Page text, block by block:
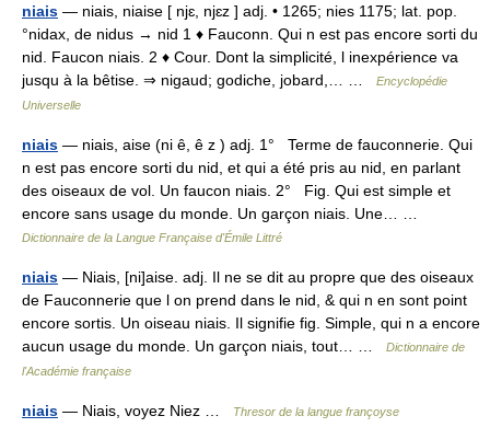
niais — niais, niaise [ njɛ, njɛz ] adj. • 1265; nies 1175; lat. pop.
°nidax, de nidus → nid 1 ♦ Fauconn. Qui n est pas encore sorti du
nid. Faucon niais. 2 ♦ Cour. Dont la simplicité, l inexpérience va
jusqu à la bêtise. ⇒ nigaud; godiche, jobard,… …
Encyclopédie
Universelle
niais — niais, aise (ni ê, ê z ) adj. 1° Terme de fauconnerie. Qui
n est pas encore sorti du nid, et qui a été pris au nid, en parlant
des oiseaux de vol. Un faucon niais. 2° Fig. Qui est simple et
encore sans usage du monde. Un garçon niais. Une… …
Dictionnaire de la Langue Française d'Émile Littré
niais — Niais, [ni]aise. adj. Il ne se dit au propre que des oiseaux
de Fauconnerie que l on prend dans le nid, & qui n en sont point
encore sortis. Un oiseau niais. Il signifie fig. Simple, qui n a encore
aucun usage du monde. Un garçon niais, tout… …
Dictionnaire de
l'Académie française
niais — Niais, voyez Niez … Thresor de la langue françoyse